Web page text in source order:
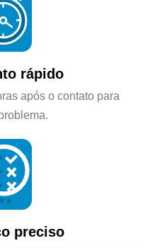
rápido
após o contato para
preciso